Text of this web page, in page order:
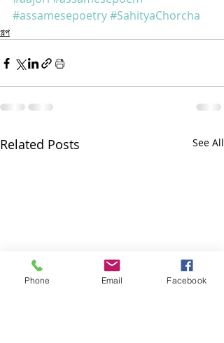
#assamesepoetry#SahityaChorcha
গল্প
Related Posts See All
Phone Email Facebook